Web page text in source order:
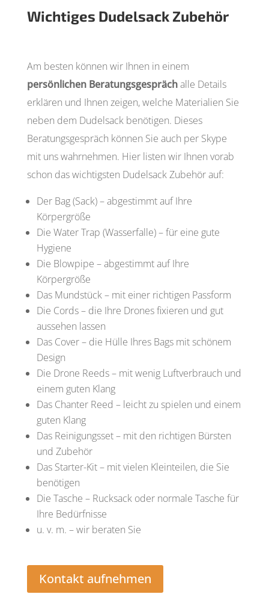
Wichtiges Dudelsack Zubehör
Am besten können wir Ihnen in einem
persönlichen Beratungsgesprächalle Details
erklären und Ihnen zeigen, welche Materialien Sie
neben dem Dudelsack benötigen. Dieses
Beratungsgespräch können Sie auch per Skype
mit uns wahrnehmen. Hier listen wir Ihnen vorab
schon das wichtigsten Dudelsack Zubehör auf:
Der Bag (Sack) – abgestimmt auf Ihre
Körpergröße
Die Water Trap (Wasserfalle) – für eine gute
Hygiene
Die Blowpipe – abgestimmt auf Ihre
Körpergröße
Das Mundstück – mit einer richtigen Passform
Die Cords – die Ihre Drones fixieren und gut
aussehen lassen
Das Cover – die Hülle Ihres Bags mit schönem
Design
Die Drone Reeds – mit wenig Luftverbrauch und
einem guten Klang
Das Chanter Reed – leicht zu spielen und einem
guten Klang
Das Reinigungsset – mit den richtigen Bürsten
und Zubehör
Das Starter-Kit – mit vielen Kleinteilen, die Sie
benötigen
Die Tasche – Rucksack oder normale Tasche für
Ihre Bedürfnisse
u. v. m. – wir beraten Sie
Kontakt aufnehmen